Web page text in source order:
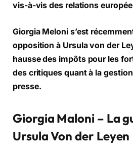
vis-à-vis des relations
Giorgia Meloni s’est
opposition à Ursula von der
hausse des impôts pour les
des critiques quantà la
presse.
Giorgia Maloni – La
Ursula Von der Leyen